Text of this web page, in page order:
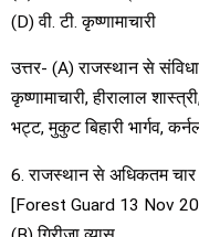
(D) वी. टी. कृष्णामाचारी
उत्तर- (A) राजस्थान से
कृष्णामाचारी, हीरालाल
भट्ट, मुकुट बिहारी भार्गव,
6. राजस्थान से अधिकतम चार
[Forest Guard 13 Nov